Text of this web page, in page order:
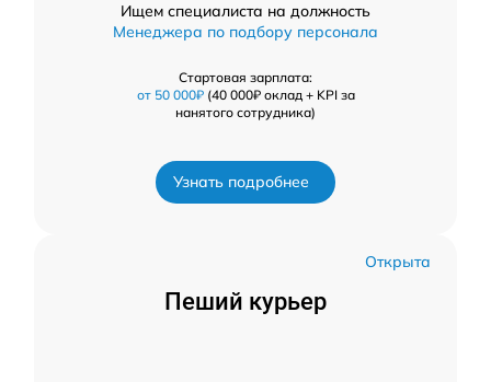
Ищем специалиста на должность
Менеджера по подбору персонала
Стартовая зарплата:
от 50 000₽(40 000₽ оклад + KPI за
нанятого сотрудника)
Узнать подробнее
Открыта
Пеший курьер